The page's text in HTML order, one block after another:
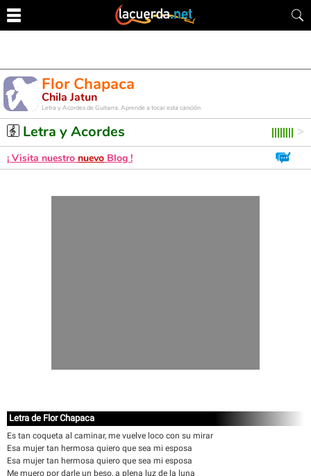
Flor Chapaca
Chila Jatun
Letra y Acordes de Guitarra. Aprende a tocar esta canción
Letra y Acordes
¡ Visita nuestro nuevo Blog !
Letra de Flor Chapaca
Es tan coqueta al caminar, me vuelve loco con su mirar
Esa mujer tan hermosa quiero que sea mi esposa
Esa mujer tan hermosa quiero que sea mi esposa
Me muero por darle un beso, a plena luz de la luna